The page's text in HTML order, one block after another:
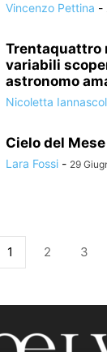
Vincenzo Pettina -
Trentaquattro
variabili
astronomo
Nicoletta
Cielo del
Lara Fossi - 29
1 2 3